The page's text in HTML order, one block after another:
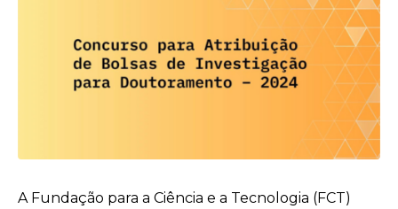
A Fundação para a Ciência e a Tecnologia (FCT)